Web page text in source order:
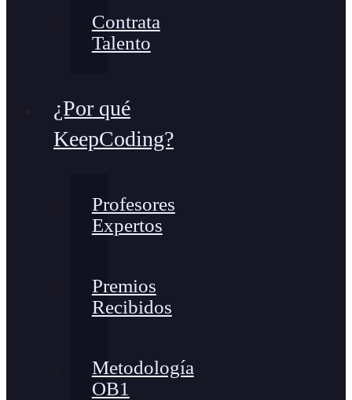
Contrata
Talento
¿Por qué
KeepCoding?
Profesores
Expertos
Premios
Recibidos
Metodología
OB1